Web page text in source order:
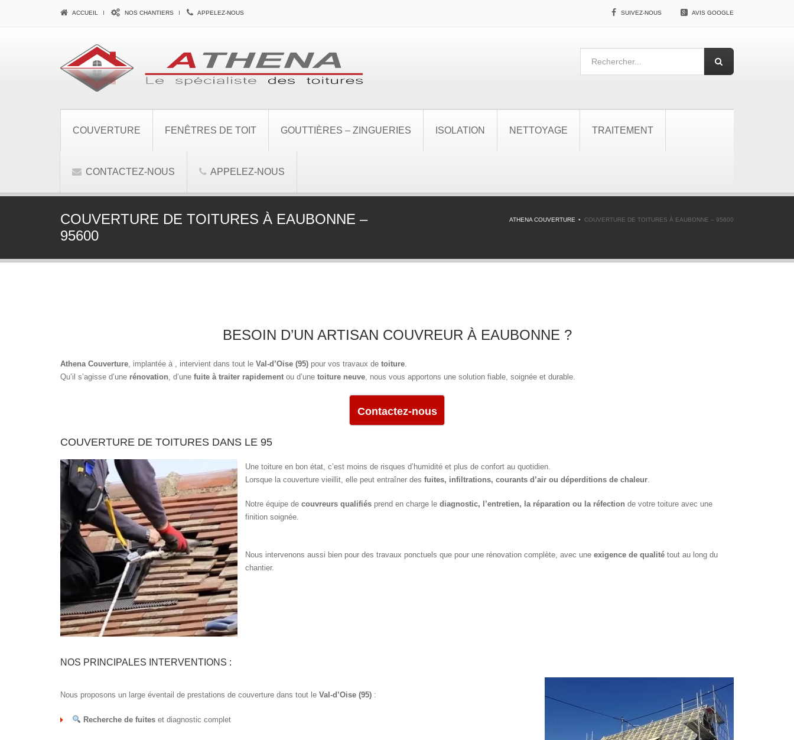
ACCUEIL NOS CHANTIERS APPELEZ-NOUS SUIVEZ-NOUS AVIS GOOGLE
COUVERTURE FENÊTRES DE TOIT GOUTTIÈRES – ZINGUERIES ISOLATION NETTOYAGE TRAITEMENT
CONTACTEZ-NOUS APPELEZ-NOUS
COUVERTURE DE TOITURES À EAUBONNE –
95600
ATHENA COUVERTURE COUVERTURE DE TOITURES À EAUBONNE – 95600
BESOIN D’UN ARTISAN COUVREUR À EAUBONNE ?
Athena Couverture, implantée à , intervient dans tout le Val-d’Oise (95) pour vos travaux de toiture.
Qu’il s’agisse d’une rénovation, d’une fuite à traiter rapidement ou d’une toiture neuve, nous vous apportons une solution fiable, soignée et durable.
Contactez-nous
COUVERTURE DE TOITURES DANS LE 95
Une toiture en bon état, c’est moins de risques d’humidité et plus de confort au quotidien.
Lorsque la couverture vieillit, elle peut entraîner des fuites, infiltrations, courants d’air ou déperditions de chaleur
Notre équipe de couvreurs qualifiés prend en charge le diagnostic, l’entretien, la réparation ou la réfection de votre toiture avec une
finition soignée.
Nous intervenons aussi bien pour des travaux ponctuels que pour une rénovation complète, avec une exigence de qualité tout au long du
chantier.
NOS PRINCIPALES INTERVENTIONS :
Nous proposons un large éventail de prestations de couverture dans tout le Val-d’Oise (95) :
Recherche de fuiteset diagnostic complet